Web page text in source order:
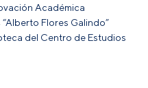
Académica
Flores Galindo”
del Centro de Estudios